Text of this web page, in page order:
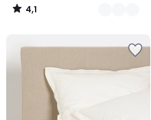
4,1
/